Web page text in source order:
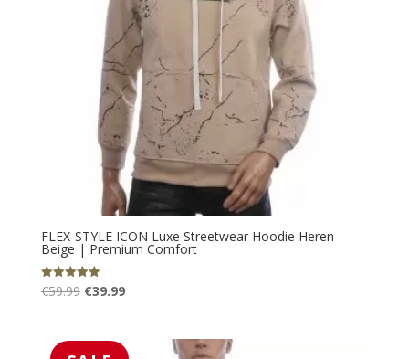
FLEX-STYLE ICON Luxe Streetwear Hoodie Heren –
Beige | Premium Comfort
Gewaardeerd
5.00
€59.99 Oorspronkelijke
€59.99.
€39.99Huidige
€39.99.